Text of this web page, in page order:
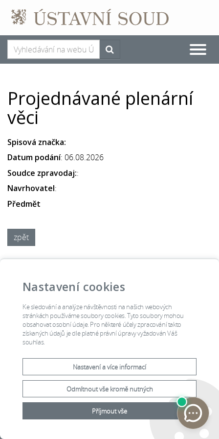
Nastavení cookies
Ke sledování a analýze návštěvnosti na našich webových
stránkách používáme soubory cookies. Tyto soubory mohou
obsahovat osobní údaje. Pro některé účely zpracování takto
získaných údajů je dle platné právní úpravy vyžadován Váš
souhlas.
Nastavení a více informací
Odmítnout vše kromě nutných
Příjmout vše
Toggle
Projednávané plenární
věci
Spisová značka:
Datum podání: 06.08.2026
Soudce zpravodaj::
Navrhovatel:
Předmět
zpět
2015 © Ústavní soud, Joštova
8, Brno, Česká republika
Prohlášení o
přístupnosti